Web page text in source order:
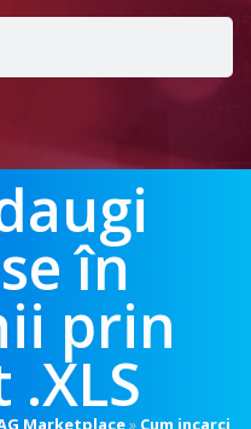
în
prin
Marketplace» Cum incarci